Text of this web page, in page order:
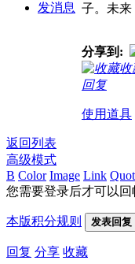
发消息 子。未来
分享到:
收
回复
使用道具
返回列表
高级模式
B Color Image Link
您需要登录后才可以回
本版积分规则 发表回复
回复 分享 收藏